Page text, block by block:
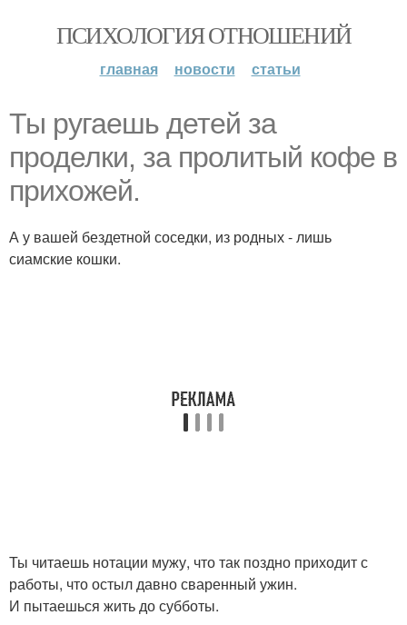
ПСИХОЛОГИЯ ОТНОШЕНИЙ
главная новости статьи
Ты ругаешь детей за
проделки, за пролитый кофе в
прихожей.
А у вашей бездетной соседки, из родных - лишь
сиамские кошки.
Ты читаешь нотации мужу, что так поздно приходит с
работы, что остыл давно сваренный ужин.
И пытаешься жить до субботы.